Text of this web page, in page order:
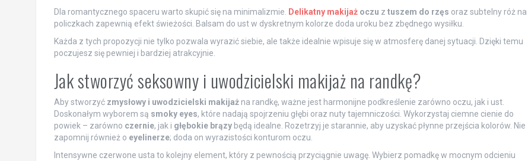
Dla romantycznego spaceru warto skupić się na minimalizmie. Delikatny makijażoczu z tuszem do rzęs oraz subtelny róż na
policzkach zapewnią efekt świeżości. Balsam do ust w dyskretnym kolorze doda uroku bez zbędnego wysiłku.
Każda z tych propozycji nie tylko pozwala wyrazić siebie, ale także idealnie wpisuje się w atmosferę danej sytuacji. Dzięki temu
poczujesz się pewniej i bardziej atrakcyjnie.
Jak stworzyć seksowny i uwodzicielski makijaż na randkę?
Aby stworzyć zmysłowy i uwodzicielski makijażna randkę, ważne jest harmonijne podkreślenie zarówno oczu, jak i ust.
Doskonałym wyborem są smoky eyes, które nadają spojrzeniu głębi oraz nuty tajemniczości. Wykorzystaj ciemne cienie do
powiek – zarówno czernie, jak i głębokie brązybędą idealne. Rozetrzyj je starannie, aby uzyskać płynne przejścia kolorów. Nie
zapomnij również o eyelinerze; doda on wyrazistości konturom oczu.
Intensywne czerwone usta to kolejny element, który z pewnością przyciągnie uwagę. Wybierz pomadkę w mocnym odcieniu